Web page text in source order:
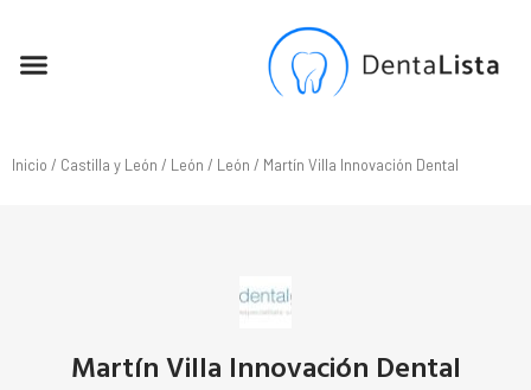
Inicio / Castilla y León / León / León / Martín Villa Innovación Dental
Martín Villa Innovación Dental